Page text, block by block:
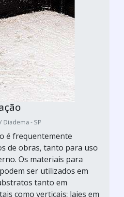
Diadema - SP
é frequentemente
de obras, tanto para uso
Os materiais para
ser utilizados em
tanto em
como verticais: lajes em